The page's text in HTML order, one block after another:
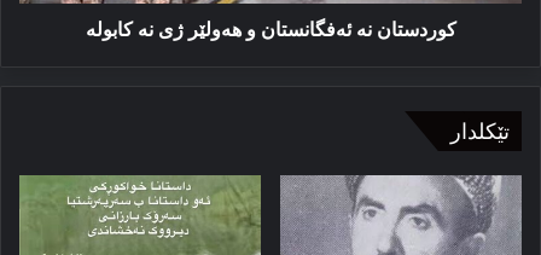
كوردستان نە ئەفگانستان و ھەولێر ژی نە كابولە
تێکلدار